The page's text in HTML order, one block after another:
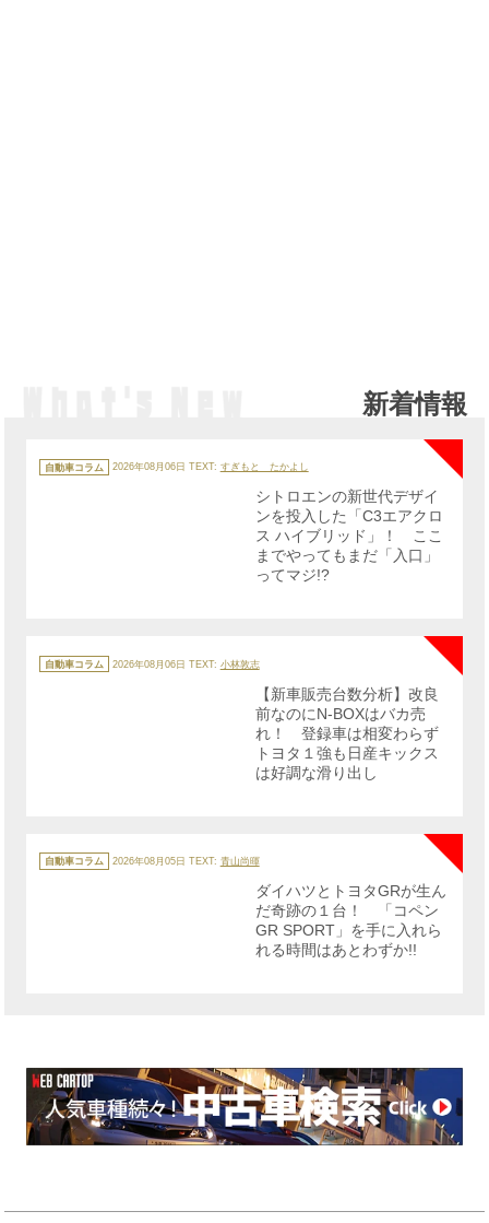
新着情報
テ
ゴ
自動車コラム 2026年08月06日 TEXT: すぎもと たかよし
NEW
シトロエンの新世代デザイ
ンを投入した「C3エアクロ
ス ハイブリッド」！ ここ
までやってもまだ「入口」
ってマジ!?
テ
ゴ
自動車コラム 2026年08月06日 TEXT: 小林敦志
【新車販売台数分析】改良
前なのにN-BOXはバカ売
れ！ 登録車は相変わらず
トヨタ１強も日産キックス
は好調な滑り出し
テ
ゴ
自動車コラム 2026年08月05日 TEXT: 青山尚暉
ダイハツとトヨタGRが生ん
だ奇跡の１台！ 「コペン
GR SPORT」を手に入れら
れる時間はあとわずか!!